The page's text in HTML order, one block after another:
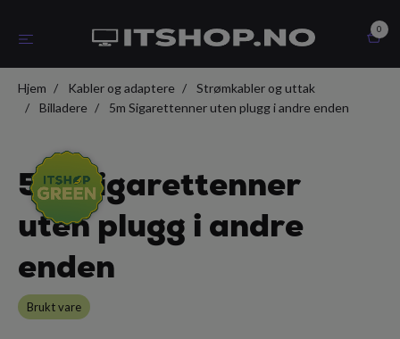
0
Hjem Kabler og adaptere
Strømkabler og uttak
Billadere
5m Sigarettenner uten plugg i andre enden
5m Sigarettenner
uten plugg i andre
enden
Brukt vare